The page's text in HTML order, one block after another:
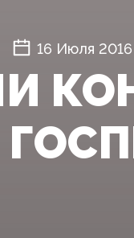
16 Июля 2016